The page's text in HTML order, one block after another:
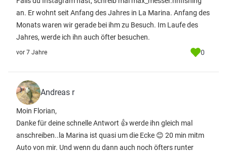
an. Er wohnt seit Anfang des Jahres in La Marina. Anfang des
Monats waren wir gerade bei ihm zu Besuch. Im Laufe des
Jahres, werde ich ihn auch öfter besuchen.
vor 7 Jahre 0
Andreas r
Moin Florian,
Danke für deine schnelle Antwort 👍 werde ihn gleich mal
anschreiben..la Marina ist quasi um die Ecke 😊 20 min mitm
Auto von mir. Und wenn du dann auch noch öfters runter